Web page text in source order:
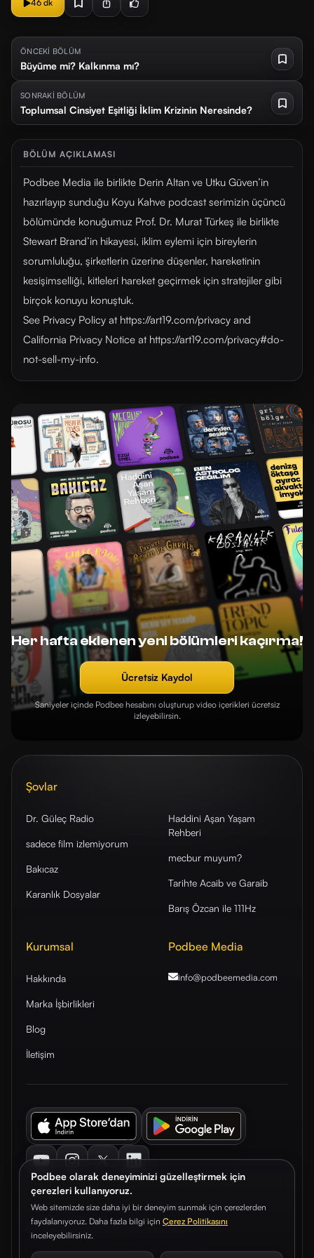
Podbee olarak deneyiminizi güzelleştirmek için
çerezleri kullanıyoruz.
Web sitemizde size daha iyi bir deneyim sunmak için çerezlerden
faydalanıyoruz. Daha fazla bilgi için Çerez Politikasını
inceleyebilirsiniz.
46 dk
ÖNCEKİ BÖLÜM
Büyüme mi? Kalkınma mı?
SONRAKİ BÖLÜM
Toplumsal Cinsiyet Eşitliği İklim Krizinin Neresinde?
BÖLÜM AÇIKLAMASI
Podbee Media ile birlikte Derin Altan ve Utku Güven’in
hazırlayıp sunduğu Koyu Kahve podcast serimizin üçüncü
bölümünde konuğumuz Prof. Dr. Murat Türkeş ile birlikte
Stewart Brand’in hikayesi, iklim eylemi için bireylerin
sorumluluğu, şirketlerin üzerine düşenler, hareketinin
kesişimselliği, kitleleri hareket geçirmek için stratejiler gibi
birçok konuyu konuştuk.
See Privacy Policy at https://art19.com/privacy and
California Privacy Notice at https://art19.com/privacy#do-
not-sell-my-info.
Her hafta eklenen yeni bölümleri kaçırma!
Ücretsiz Kaydol
Saniyeler içinde Podbee hesabını oluşturup video içerikleri ücretsiz
izleyebilirsin.
Şovlar
Dr. Güleç Radio
sadece film izlemiyorum
Bakıcaz
Karanlık Dosyalar
Haddini Aşan Yaşam
Rehberi
mecbur muyum?
Tarihte Acaib ve Garaib
Barış Özcan ile 111Hz
Kurumsal
Hakkında
Marka İşbirlikleri
Blog
İletişim
Podbee Media
info@podbeemedia.com
© 2026. Podbee Media. Tüm hakları saklıdır.